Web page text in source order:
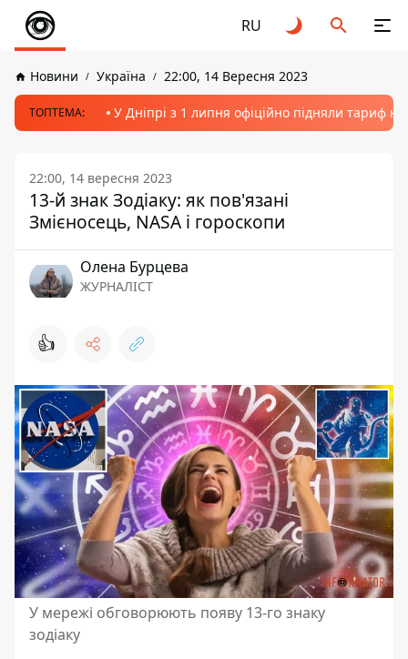
RU
Новини Україна 22:00, 14 Вересня 2023
ТОПТЕМА: У Дніпрі з 1 липня офіційно підняли тариф
22:00, 14 вересня 2023
13-й знак Зодіаку: як пов'язані
Змієносець, NASA і гороскопи
Олена Бурцева
ЖУРНАЛІСТ
👍
У мережі обговорюють появу 13-го знаку
зодіаку